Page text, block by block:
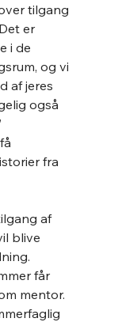
tilgang
er
i de
og vi
af jeres
også
fra
af
blive
får
mentor.